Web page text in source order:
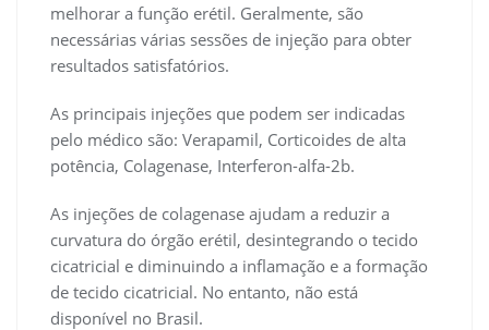
melhorar a função erétil. Geralmente, são
necessárias várias sessões de injeção para obter
resultados satisfatórios.
As principais injeções que podem ser indicadas
pelo médico são: Verapamil, Corticoides de alta
potência, Colagenase, Interferon-alfa-2b.
As injeções de colagenase ajudam a reduzir a
curvatura do órgão erétil, desintegrando o tecido
cicatricial e diminuindo a inflamação e a formação
de tecido cicatricial. No entanto, não está
disponível no Brasil.